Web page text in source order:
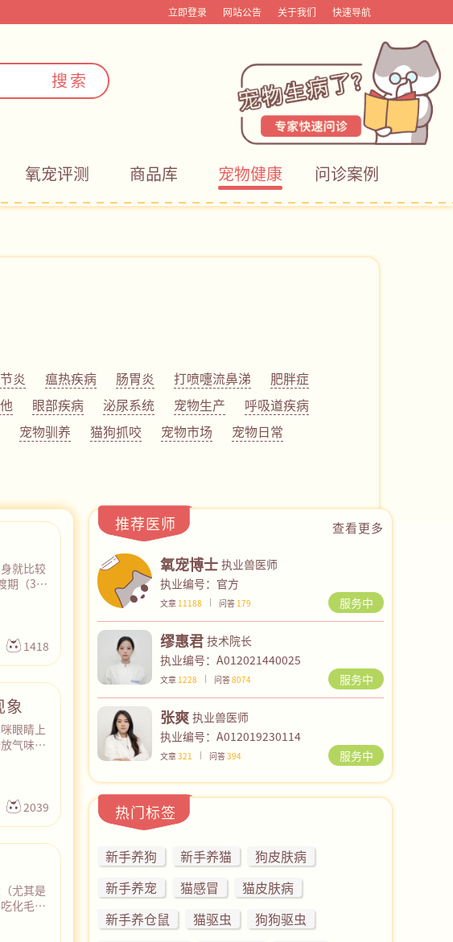
立即登录 网站公告 关于我们 快速导航
搜索
氧宠评测 商品库 宠物健康 问诊案例
炎 瘟热疾病 肠胃炎 打喷嚏流鼻涕
肥胖症
眼部疾病 泌尿系统 宠物生产
呼吸道疾病
宠物驯养 猫狗抓咬 宠物市场
宠物日常
就比较
期（3-6
渐层掉
脂、蛋
或者伴
1418
象
眼睛上
气味，
会用头
，时
2039
尤其是
化毛
时也可
维，适
推荐医师 查看更多
氧宠博士 执业兽医师
执业编号：官方
文章 11188 问答 179 服务中
缪惠君 技术院长
执业编号：A012021440025
文章 1228 问答8074 服务中
张爽 执业兽医师
执业编号：A012019230114
文章321 问答394 服务中
热门标签
新手养狗 新手养猫
狗皮肤病
新手养宠
猫感冒
猫皮肤病
新手养仓鼠
猫驱虫
狗狗驱虫